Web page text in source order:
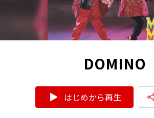
DOMINO
はじめから再生